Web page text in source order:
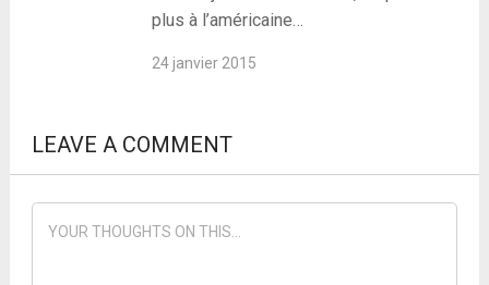
plus à l’américaine…
24 janvier 2015
LEAVE A COMMENT